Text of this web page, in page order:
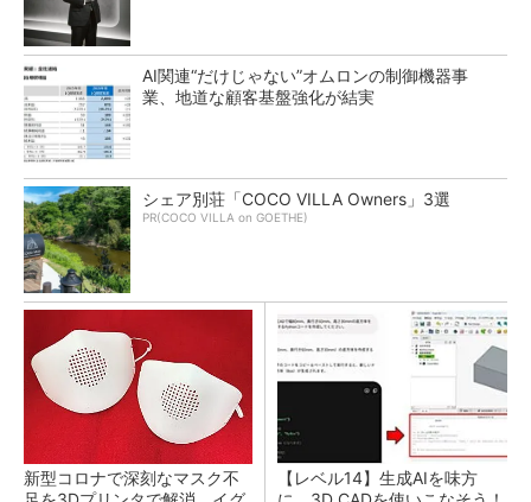
AI関連“だけじゃない”オムロンの制御機器事
業、地道な顧客基盤強化が結実
シェア別荘「COCO VILLA Owners」3選
PR(COCO VILLA on GOETHE)
新型コロナで深刻なマスク不
【レベル14】生成AIを味方